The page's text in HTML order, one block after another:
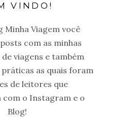
VINDO!
Minha Viagem você
com as minhas
viagens e também
as quais foram
de leitores que
com o Instagram e o
Blog!